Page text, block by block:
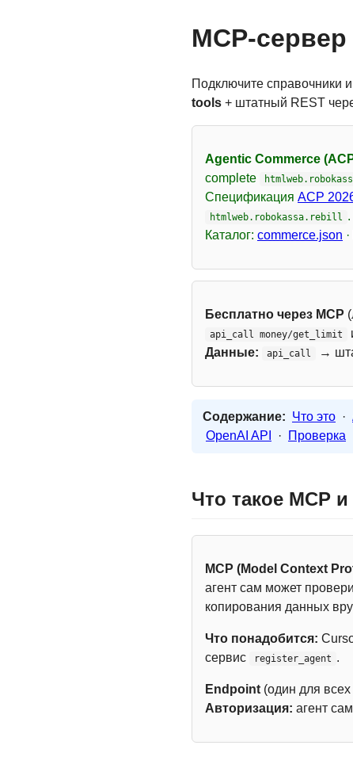
MCP-
Подключите справочники
tools + штатный REST
Agentic Commerce
complete
Спецификация ACP
htmlweb.robokassa.rebill .
Каталог: commerce.json
Бесплатно через MCP
api_call money/get_limit
Данные:
api_call →
Содержание: Что это ·
OpenAI API
· Проверка
Что такое MCP
MCP (Model Context
агент сам может
копирования данных
Что понадобится:
сервис
register_agent .
Endpoint (один для всех
Авторизация: агент